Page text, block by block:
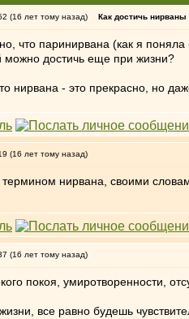
(16 лет тому назад) Как достичь нирваны
что паринирвана (как я поняла
можно достичь еще при жизни?
нирвана - это прекрасно, но
(16 лет тому назад)
нирвана, своими
(16 лет тому назад)
покоя, умиротворенности,
все равно будешь